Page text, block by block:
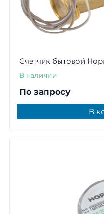
Счетчик бытовой
В наличии
По запросу
В